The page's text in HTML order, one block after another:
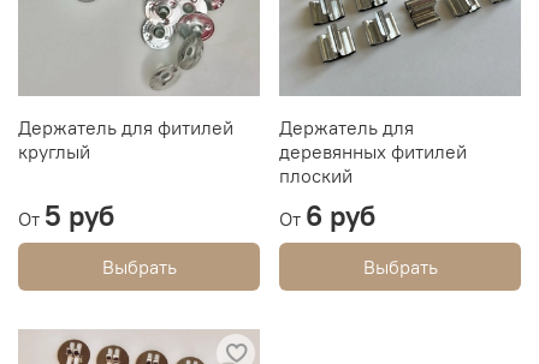
Держатель для фитилей
круглый
От 5 руб
Выбрать
Держатель для
деревянных фитилей
плоский
От 6 руб
Выбрать